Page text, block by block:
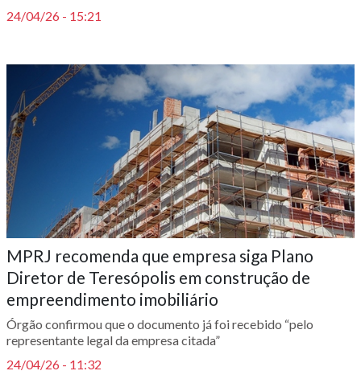
24/04/26 - 15:21
MPRJ recomenda que empresa siga Plano
Diretor de Teresópolis em construção de
empreendimento imobiliário
Órgão confirmou que o documento já foi recebido “pelo
representante legal da empresa citada”
24/04/26 - 11:32